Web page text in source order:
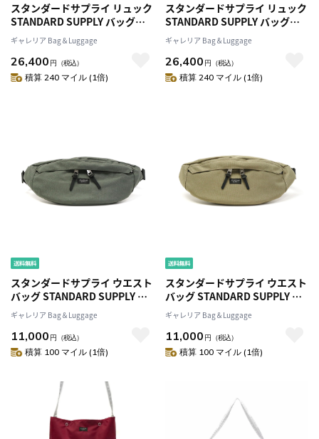
スタンダードサプライ リュック
STANDARD SUPPLY バッグ
SIMPLICITY CORDURA リュッ
クサックシンプル通学 通勤 B4
A4 大きめ メンズ レディース ユ
ニセックス カジュアル 限定
ギャレリア Bag＆Luggage
26,400 円 （税込）
積算 240 マイル (1倍)
スタンダードサプライ リュック
STANDARD SUPPLY バッグ
SIMPLICITY CORDURA リュッ
クサックシンプル通学 通勤 B4
A4 大きめ メンズ レディース ユ
ニセックス カジュアル 限定
ギャレリア Bag＆Luggage
26,400 円 （税込）
積算 240 マイル (1倍)
スタンダードサプライ ウエスト
バッグ STANDARD SUPPLY バ
ッグ SIMPLICITY CORDURA 斜
めがけバッグナイロン メンズ
レディース シンプル ユニセッ
クス カジュアル 限定 FANNY
ギャレリア Bag＆Luggage
11,000 円 （税込）
積算 100 マイル (1倍)
スタンダードサプライ ウエスト
バッグ STANDARD SUPPLY バ
ッグ SIMPLICITY CORDURA 斜
めがけバッグナイロン メンズ
レディース シンプル ユニセッ
クス カジュアル 限定 FANNY
ギャレリア Bag＆Luggage
11,000 円 （税込）
積算 100 マイル (1倍)